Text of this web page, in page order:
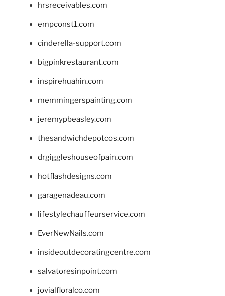
hrsreceivables.com
empconst1.com
cinderella-support.com
bigpinkrestaurant.com
inspirehuahin.com
memmingerspainting.com
jeremypbeasley.com
thesandwichdepotcos.com
drgiggleshouseofpain.com
hotflashdesigns.com
garagenadeau.com
lifestylechauffeurservice.com
EverNewNails.com
insideoutdecoratingcentre.com
salvatoresinpoint.com
jovialfloralco.com